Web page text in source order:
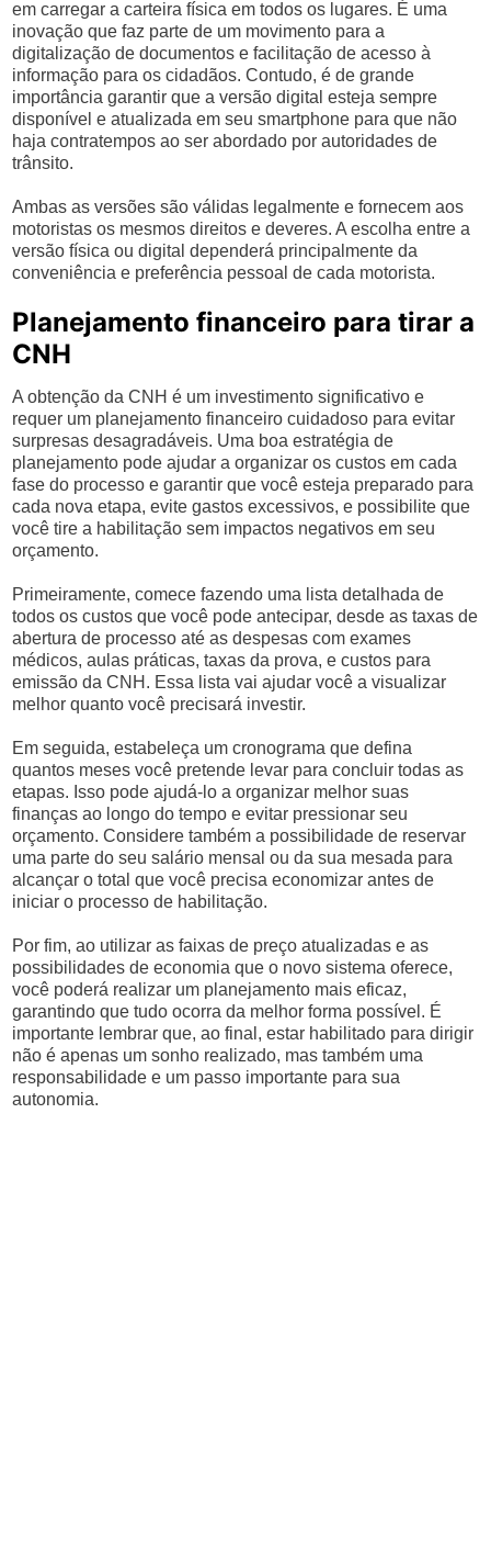
em carregar a carteira física em todos os lugares. É uma
inovação que faz parte de um movimento para a
digitalização de documentos e facilitação de acesso à
informação para os cidadãos. Contudo, é de grande
importância garantir que a versão digital esteja sempre
disponível e atualizada em seu smartphone para que não
haja contratempos ao ser abordado por autoridades de
trânsito.
Ambas as versões são válidas legalmente e fornecem aos
motoristas os mesmos direitos e deveres. A escolha entre a
versão física ou digital dependerá principalmente da
conveniência e preferência pessoal de cada motorista.
Planejamento financeiro para tirar a
CNH
A obtenção da CNH é um investimento significativo e
requer um planejamento financeiro cuidadoso para evitar
surpresas desagradáveis. Uma boa estratégia de
planejamento pode ajudar a organizar os custos em cada
fase do processo e garantir que você esteja preparado para
cada nova etapa, evite gastos excessivos, e possibilite que
você tire a habilitação sem impactos negativos em seu
orçamento.
Primeiramente, comece fazendo uma lista detalhada de
todos os custos que você pode antecipar, desde as taxas de
abertura de processo até as despesas com exames
médicos, aulas práticas, taxas da prova, e custos para
emissão da CNH. Essa lista vai ajudar você a visualizar
melhor quanto você precisará investir.
Em seguida, estabeleça um cronograma que defina
quantos meses você pretende levar para concluir todas as
etapas. Isso pode ajudá-lo a organizar melhor suas
finanças ao longo do tempo e evitar pressionar seu
orçamento. Considere também a possibilidade de reservar
uma parte do seu salário mensal ou da sua mesada para
alcançar o total que você precisa economizar antes de
iniciar o processo de habilitação.
Por fim, ao utilizar as faixas de preço atualizadas e as
possibilidades de economia que o novo sistema oferece,
você poderá realizar um planejamento mais eficaz,
garantindo que tudo ocorra da melhor forma possível. É
importante lembrar que, ao final, estar habilitado para dirigir
não é apenas um sonho realizado, mas também uma
responsabilidade e um passo importante para sua
autonomia.